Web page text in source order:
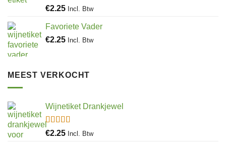
Gewaardeerd
€2.25 Incl. Btw
Favoriete Vader
€2.25 Incl. Btw
MEEST VERKOCHT
Wijnetiket Drankjewel
Gewaardeerd
€2.25 Incl. Btw